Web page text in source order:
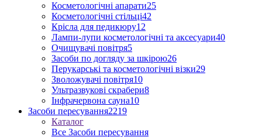
Косметологічні апарати25
Косметологічні стільці42
Крісла для педикюру12
Лампи-лупи косметологічні та аксесуари40
Очищувачі повітря5
Засоби по догляду за шкірою26
Перукарські та косметологічні візки29
Зволожувачі повітря10
Ультразвукові скрабери8
Інфрачервона сауна10
Засоби пересування2219
Каталог
Все Засоби пересування